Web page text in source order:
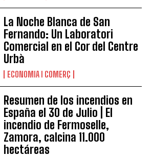
La Noche Blanca de San
Fernando: Un Laboratori
Comercial en el Cor del Centre
Urbà
ECONOMIA I COMERÇ
Resumen de los incendios en
España el 30 de Julio | El
incendio de Fermoselle,
Zamora, calcina 11.000
hectáreas